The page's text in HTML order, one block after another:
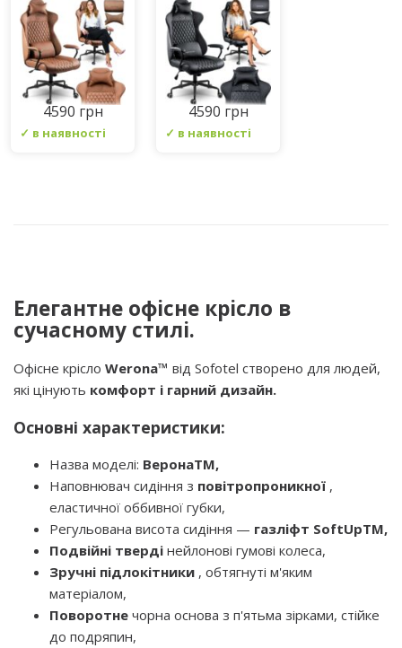
4590 грн
✓ в наявності
4590 грн
✓ в наявності
Елегантне офісне крісло в
сучасному стилі.
Офісне крісло Werona™ від Sofotel створено для людей,
які цінують комфорт і гарний дизайн.
Основні характеристики:
Назва моделі: ВеронаTM,
Наповнювач сидіння з повітропроникної ,
еластичної оббивної губки,
Регульована висота сидіння — газліфт SoftUpTM,
Подвійні тверді нейлонові гумові колеса,
Зручні підлокітники , обтягнуті м'яким
матеріалом,
Поворотне чорна основа з п'ятьма зірками, стійке
до подряпин,